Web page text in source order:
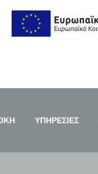
ΥΠΗΡΕΣΙΕΣ